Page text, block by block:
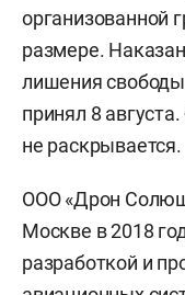
организованной
размере.
лишения
принял 8
не раскрывается.
ООО «Дрон
Москве в 2018
разработкой и